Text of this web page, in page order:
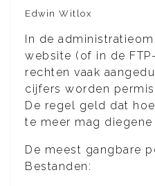
Edwin Witlox
In de
website (of in de
rechten vaak
cijfers worden
De regel geld dat
te meer mag diegene
De meest gangbare
Bestanden: